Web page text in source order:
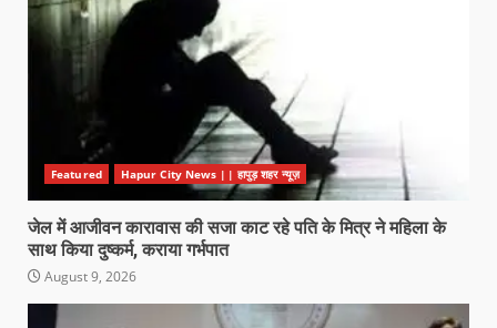
Featured Hapur City News || हापुड़ शहर न्यूज़
जेल में आजीवन कारावास की सजा काट रहे पति के मित्र ने महिला के
साथ किया दुष्कर्म, कराया गर्भपात
August 9, 2026